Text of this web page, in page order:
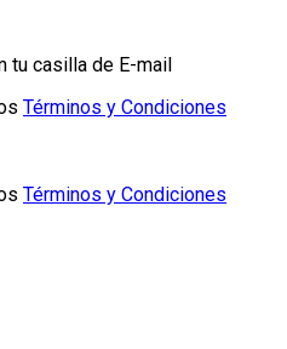
tu casilla de E-mail
Términos y Condiciones
Términos y Condiciones